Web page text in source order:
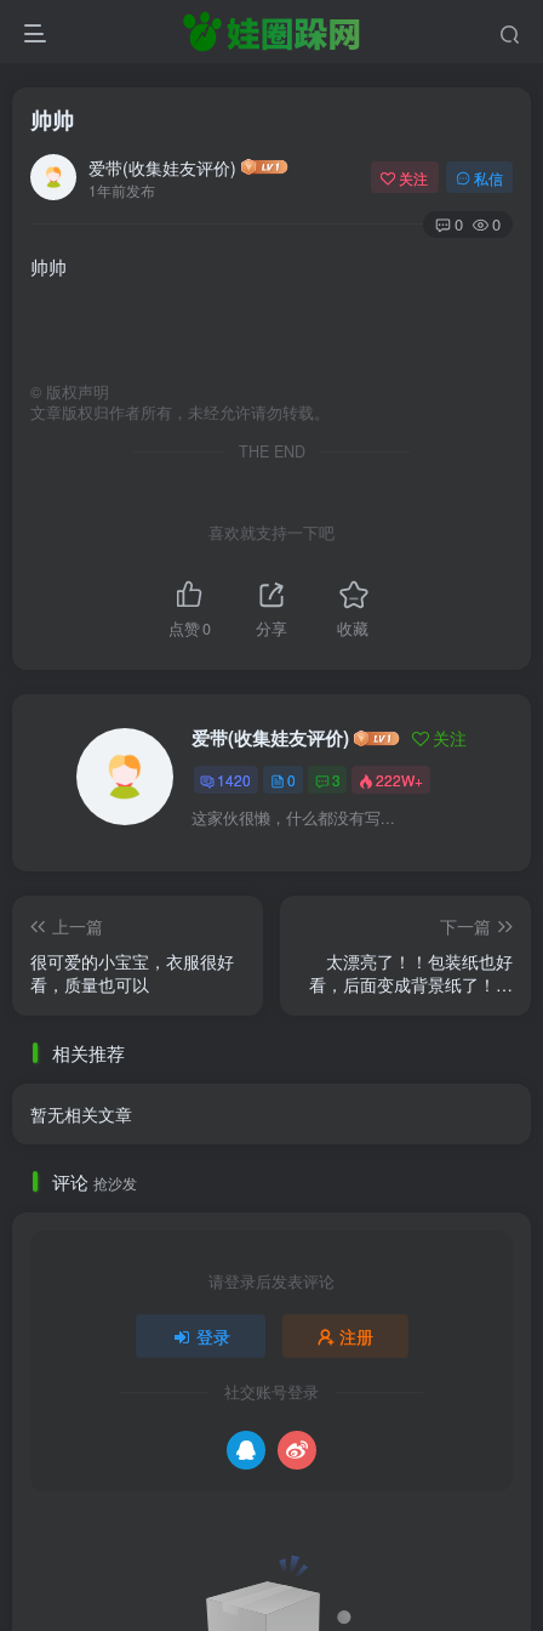
帅帅
爱带(收集娃友评价)
1年前发布
关注 私信
0 0
帅帅
© 版权声明
文章版权归作者所有，未经允许请勿转载。
THE END
喜欢就支持一下吧
点赞0 分享 收藏
爱带(收集娃友评价) 关注
1420 0 3 222W+
这家伙很懒，什么都没有写...
上一篇
很可爱的小宝宝，衣服很好
看，质量也可以
下一篇
太漂亮了！！包装纸也好
看，后面变成背景纸了！！
相关推荐
暂无相关文章
评论 抢沙发
请登录后发表评论
登录 注册
社交账号登录